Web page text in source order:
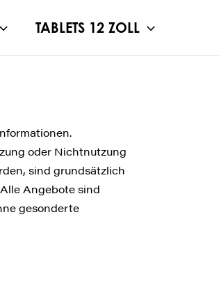
TABLETS 12 ZOLL
oder Nichtnutzung
sind grundsätzlich
Angebote sind
gesonderte